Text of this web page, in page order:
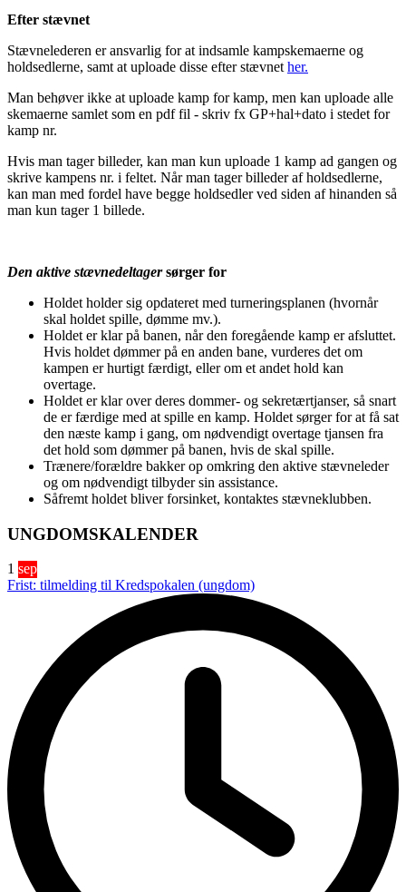
Efter stævnet
Stævnelederen er ansvarlig for at indsamle kampskemaerne og
holdsedlerne, samt at uploade disse efter stævnet her.
Man behøver ikke at uploade kamp for kamp, men kan uploade alle
skemaerne samlet som en pdf fil - skriv fx GP+hal+dato i stedet for
kamp nr.
Hvis man tager billeder, kan man kun uploade 1 kamp ad gangen og
skrive kampens nr. i feltet. Når man tager billeder af holdsedlerne,
kan man med fordel have begge holdsedler ved siden af hinanden så
man kun tager 1 billede.
Den aktive stævnedeltagersørger for
Holdet holder sig opdateret med turneringsplanen (hvornår
skal holdet spille, dømme mv.).
Holdet er klar på banen, når den foregående kamp er afsluttet.
Hvis holdet dømmer på en anden bane, vurderes det om
kampen er hurtigt færdigt, eller om et andet hold kan
overtage.
Holdet er klar over deres dommer- og sekretærtjanser, så snart
de er færdige med at spille en kamp. Holdet sørger for at få sat
den næste kamp i gang, om nødvendigt overtage tjansen fra
det hold som dømmer på banen, hvis de skal spille.
Trænere/forældre bakker op omkring den aktive stævneleder
og om nødvendigt tilbyder sin assistance.
Såfremt holdet bliver forsinket, kontaktes stævneklubben.
UNGDOMSKALENDER
1 sep
Frist: tilmelding til Kredspokalen (ungdom)